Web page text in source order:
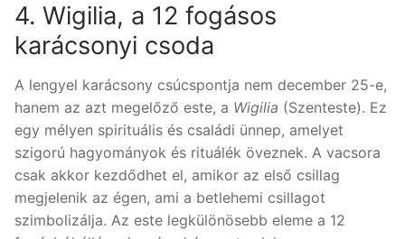
4. Wigilia, a 12 fogásos
karácsonyi csoda
A lengyel karácsony csúcspontja nem december 25-e,
hanem az azt megelőző este, a Wigilia (Szenteste). Ez
egy mélyen spirituális és családi ünnep, amelyet
szigorú hagyományok és rituálék öveznek. A vacsora
csak akkor kezdődhet el, amikor az első csillag
megjelenik az égen, ami a betlehemi csillagot
szimbolizálja. Az este legkülönösebb eleme a 12